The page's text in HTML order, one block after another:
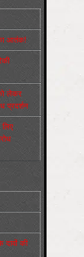
आतंक!
लेकर
प्रदर्शन
की